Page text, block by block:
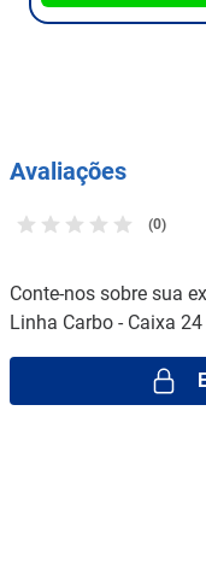
Avaliações
(0)
Conte-nos sobre sua
Linha Carbo - Caixa